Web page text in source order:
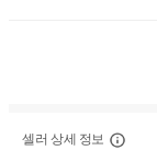
셀러 상세 정보